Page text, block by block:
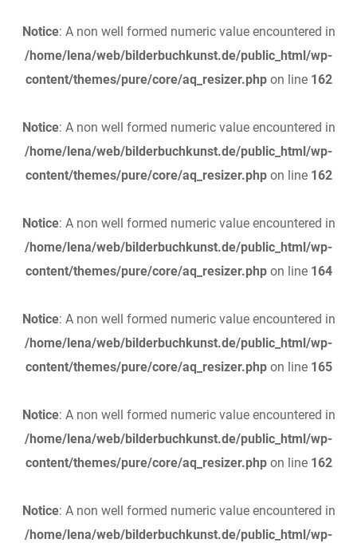
Notice: A non well formed numeric value encountered in
/home/lena/web/bilderbuchkunst.de/public_html/wp-
content/themes/pure/core/aq_resizer.phpon line 162
Notice: A non well formed numeric value encountered in
/home/lena/web/bilderbuchkunst.de/public_html/wp-
content/themes/pure/core/aq_resizer.phpon line 162
Notice: A non well formed numeric value encountered in
/home/lena/web/bilderbuchkunst.de/public_html/wp-
content/themes/pure/core/aq_resizer.phpon line 164
Notice: A non well formed numeric value encountered in
/home/lena/web/bilderbuchkunst.de/public_html/wp-
content/themes/pure/core/aq_resizer.phpon line 165
Notice: A non well formed numeric value encountered in
/home/lena/web/bilderbuchkunst.de/public_html/wp-
content/themes/pure/core/aq_resizer.phpon line 162
Notice: A non well formed numeric value encountered in
/home/lena/web/bilderbuchkunst.de/public_html/wp-